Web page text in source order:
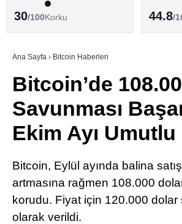
ALTCOİN HABERLERİ
SÖZLÜK
30/100Korku 44.8/
Ana Sayfa › Bitcoin Haberleri
Bitcoin’de
Savunması
Ekim Ayı Umutlu
Bitcoin, Eylül ayında balina
artmasına rağmen 108.000
korudu. Fiyat için 120.000
olarak verildi.